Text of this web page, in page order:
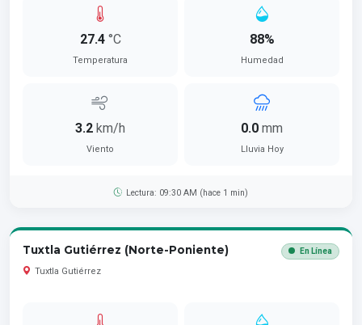
27.4 °C
Temperatura
88%
Humedad
3.2 km/h
Viento
0.0 mm
Lluvia Hoy
Lectura: 09:30 AM (hace 1 min)
Tuxtla Gutiérrez (Norte-Poniente)
Tuxtla Gutiérrez
En Línea